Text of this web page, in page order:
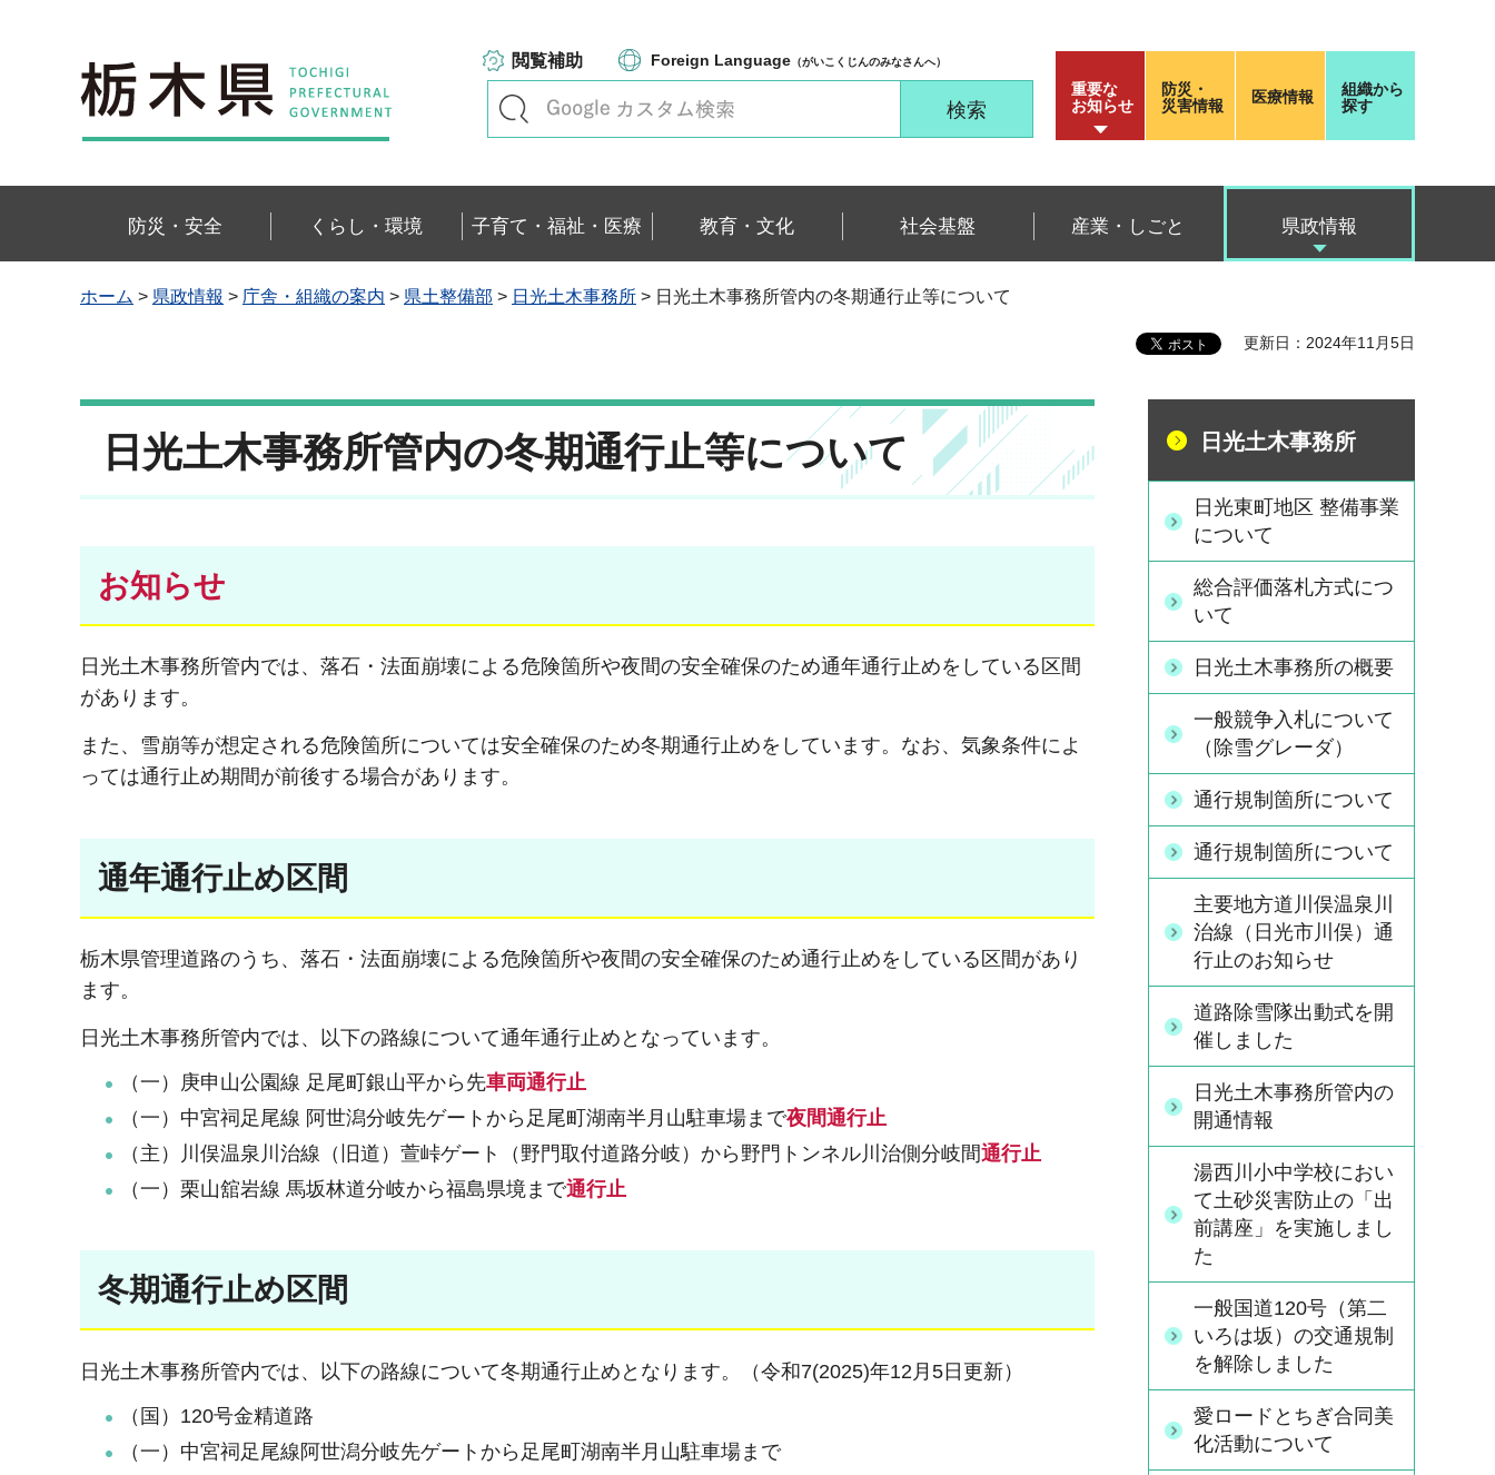
栃木県
閲覧補助 Foreign Language （がいこくじんのみなさんへ）
重要な
お知らせ
防災・
災害情報
医療情報
組織から
探す
防災・安全 くらし・環境 子育て・福祉・医療 教育・文化 社会基盤 産業・しごと 県政情報
ホーム > 県政情報 > 庁舎・組織の案内 > 県土整備部 > 日光土木事務所 > 日光土木事務所管内の冬期通行止等について
更新日：2024年11月5日
日光土木事務所管内の冬期通行止等について
お知らせ
日光土木事務所管内では、落石・法面崩壊による危険箇所や夜間の安全確保のため通年通行止めをしている区間
があります。
また、雪崩等が想定される危険箇所については安全確保のため冬期通行止めをしています。なお、気象条件によ
っては通行止め期間が前後する場合があります。
通年通行止め区間
栃木県管理道路のうち、落石・法面崩壊による危険箇所や夜間の安全確保のため通行止めをしている区間があり
ます。
日光土木事務所管内では、以下の路線について通年通行止めとなっています。
（一）庚申山公園線 足尾町銀山平から先車両通行止
（一）中宮祠足尾線 阿世潟分岐先ゲートから足尾町湖南半月山駐車場まで夜間通行止
（主）川俣温泉川治線（旧道）萱峠ゲート（野門取付道路分岐）から野門トンネル川治側分岐間通行止
（一）栗山舘岩線 馬坂林道分岐から福島県境まで通行止
冬期通行止め区間
日光土木事務所管内では、以下の路線について冬期通行止めとなります。（令和7(2025)年12月5日更新）
（国）120号金精道路
（一）中宮祠足尾線阿世潟分岐先ゲートから足尾町湖南半月山駐車場まで
日光土木事務所
日光東町地区 整備事業
について
総合評価落札方式につ
いて
日光土木事務所の概要
一般競争入札について
（除雪グレーダ）
通行規制箇所について
通行規制箇所について
主要地方道川俣温泉川
治線（日光市川俣）通
行止のお知らせ
道路除雪隊出動式を開
催しました
日光土木事務所管内の
開通情報
湯西川小中学校におい
て土砂災害防止の「出
前講座」を実施しまし
た
一般国道120号（第二
いろは坂）の交通規制
を解除しました
愛ロードとちぎ合同美
化活動について